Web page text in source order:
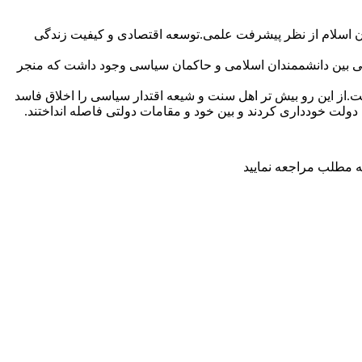
اسلام از نظر پیشرفت علمی.توسعه اقتصادی و کیفیت زندگی
بین دانشممندان اسلامی و حاکمان سیاسی وجود داشت که منجر
این رو بیش تر اهل سنت و شیعه اقتدار سیاسی را اخلاق فاسد
خودداری کردند و بین خود و مقامات دولتی فاصله انداختند.
مطلب مراجعه نمایید